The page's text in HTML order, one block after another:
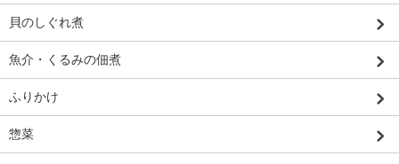
貝のしぐれ煮
魚介・くるみの佃煮
ふりかけ
惣菜